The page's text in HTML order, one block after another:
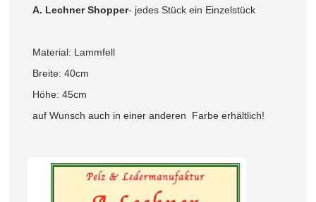
A. Lechner Shopper- jedes Stück ein Einzelstück
Material: Lammfell
Breite: 40cm
Höhe: 45cm
auf Wunsch auch in einer anderen Farbe erhältlich!